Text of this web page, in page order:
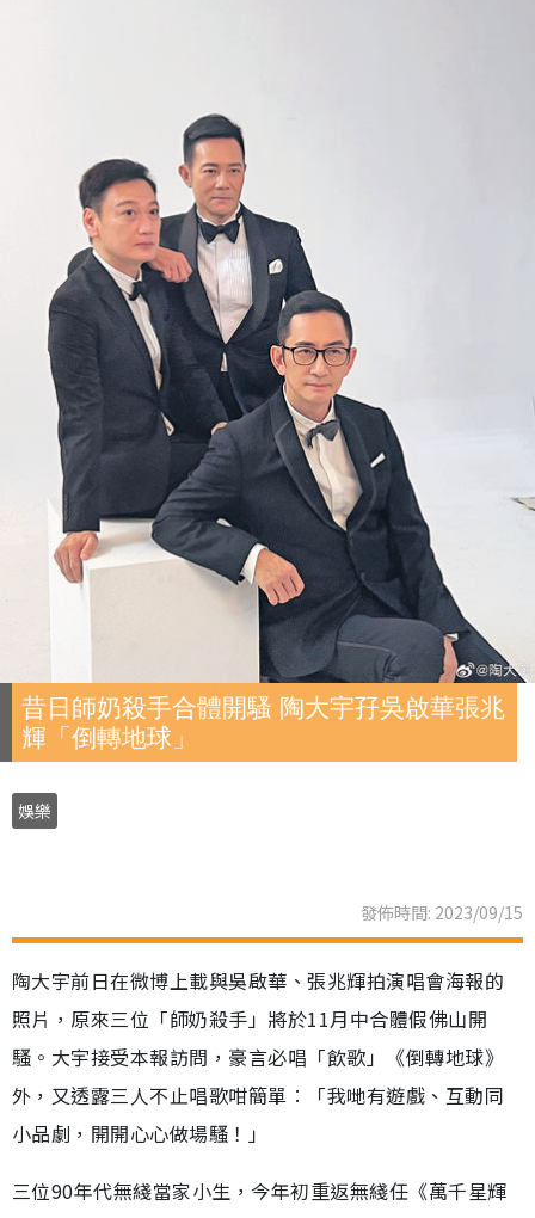
昔日師奶殺手合體開騷 陶大宇孖吳啟華張兆
輝「倒轉地球」
娛樂
發佈時間: 2023/09/15
陶大宇前日在微博上載與吳啟華、張兆輝拍演唱會海報的
照片，原來三位「師奶殺手」將於11月中合體假佛山開
騷。大宇接受本報訪問，豪言必唱「飲歌」《倒轉地球》
外，又透露三人不止唱歌咁簡單︰「我哋有遊戲、互動同
小品劇，開開心心做場騷！」
三位90年代無綫當家小生，今年初重返無綫任《萬千星輝